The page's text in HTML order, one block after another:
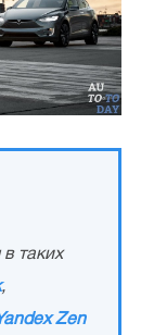
таких
,
Zen